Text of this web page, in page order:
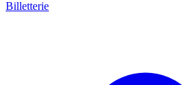
Billetterie